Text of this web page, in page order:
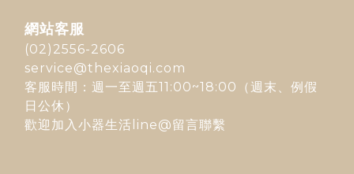
網站客服
(02)2556-2606
service@thexiaoqi.com
客服時間：週一至週五11:00~18:00（週末、例假
日公休）
歡迎加入 小器生活line@留言聯繫